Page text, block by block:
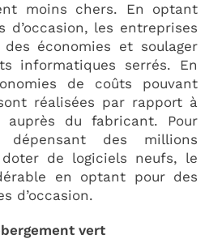
moins chers. En optant
d’occasion, les entreprises
économies et soulager
informatiques serrés. En
de coûts pouvant
réalisées par rapport à
du fabricant. Pour
dépensant des millions
doter de logiciels neufs, le
en optant pour des
d’occasion.
vert